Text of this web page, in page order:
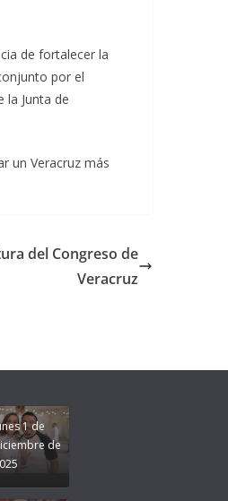
de fortalecer la
por el
la Junta de
un Veracruz más
del Congreso de
Veracruz
1 de
de
moda;